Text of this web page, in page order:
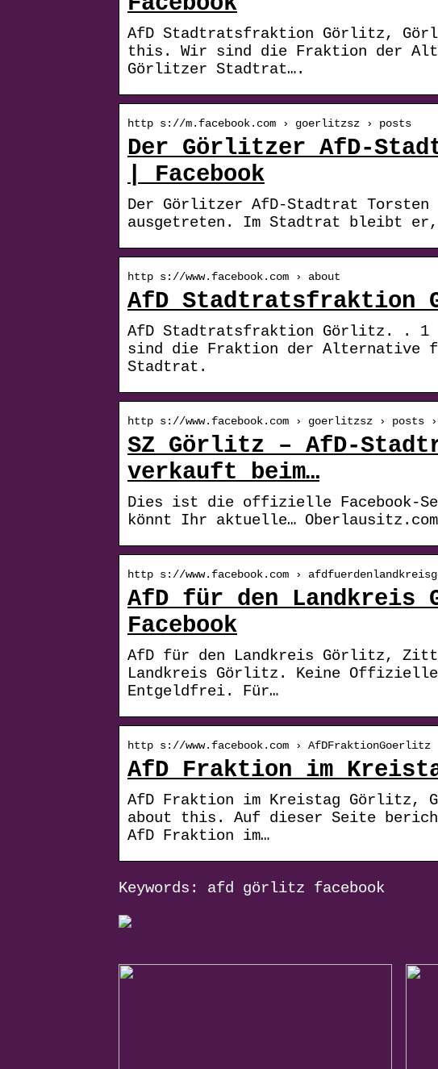
AfD Stadtratsfraktion Görlitz,
this. Wir sind die Fraktion der
Görlitzer Stadtrat….
http s://m.facebook.com › goerlitzsz › posts
Der Görlitzer AfD-
| Facebook
Der Görlitzer AfD-Stadtrat
ausgetreten. Im Stadtrat bleibt
http s://www.facebook.com › about
AfD Stadtratsfraktion
AfD Stadtratsfraktion Görlitz. .
sind die Fraktion der Alternative
Stadtrat.
http s://www.facebook.com › goerlitzsz › posts
SZ Görlitz – AfD-
verkauft beim…
Dies ist die offizielle Facebook-
könnt Ihr aktuelle…
http s://www.facebook.com ›
AfD für den
Facebook
AfD für den Landkreis Görlitz,
Landkreis Görlitz. Keine
Entgeldfrei. Für…
http s://www.facebook.com › AfDFraktionGoerlitz
AfD Fraktion im
AfD Fraktion im Kreistag Görlitz,
about this. Auf dieser Seite
AfD Fraktion im…
Keywords: afd görlitz facebook